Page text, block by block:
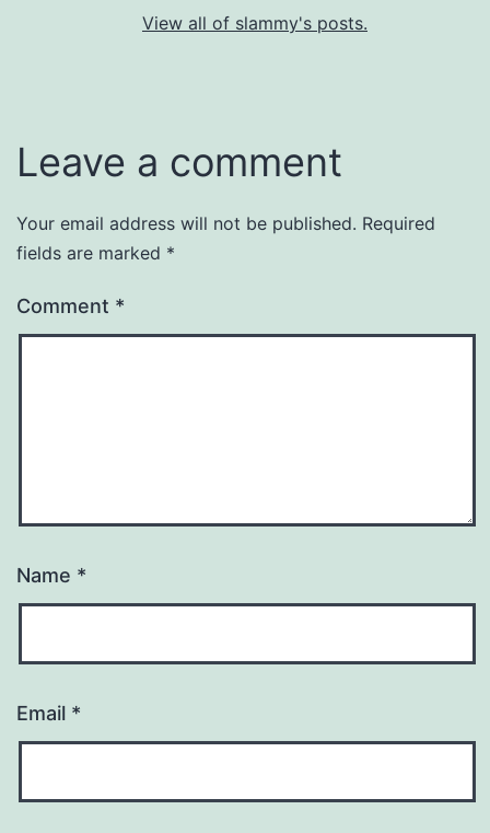
View all of slammy's posts.
Leave a comment
Your email address will not be published. Required
fields are marked *
Comment *
Name *
Email *